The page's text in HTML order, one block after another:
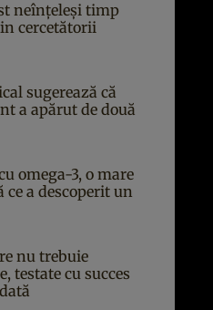
neînțeleși timp
cercetătorii
sugerează că
a apărut de două
omega-3, o mare
ce a descoperit un
nu trebuie
testate cu succes